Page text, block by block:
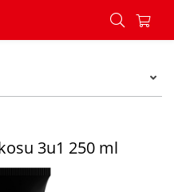
za kosu 3u1 250 ml - Konzum
3u1 250 ml